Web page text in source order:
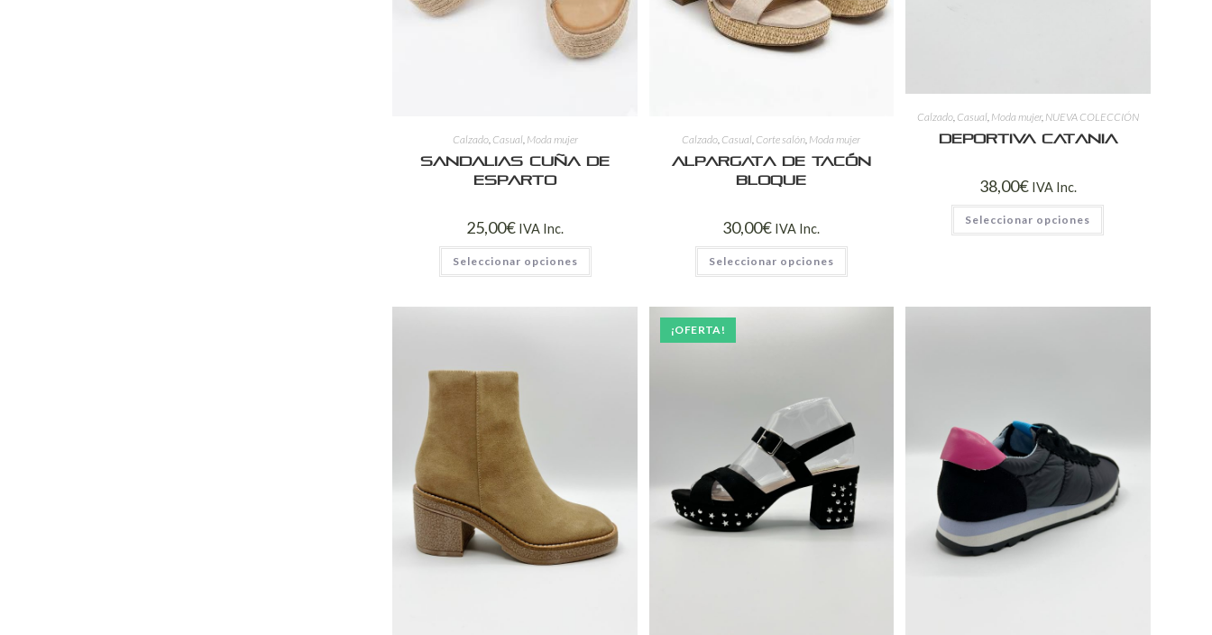
Calzado, Casual, Moda mujer
Sandalias Cuña de
Esparto
25,00€ IVA Inc.
Seleccionar opciones
Calzado, Casual, Corte salón, Moda mujer
Alpargata de Tacón
Bloque
30,00€ IVA Inc.
Seleccionar opciones
Calzado, Casual, Moda mujer, NUEVA COLECCIÓN
Deportiva Catania
38,00€ IVA Inc.
Seleccionar opciones
¡OFERTA!